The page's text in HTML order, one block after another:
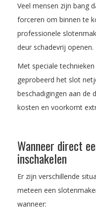
Veel mensen zijn bang
forceren om binnen te
professionele
deur schadevrij openen.
Met speciale
geprobeerd het slot
beschadigingen aan de
kosten en voorkomt
Wanneer direct
inschakelen
Er zijn verschillende
meteen een
wanneer: